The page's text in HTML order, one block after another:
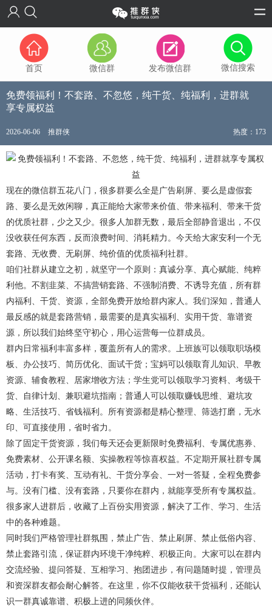
首页 微信群 发布微信群 微信搜索
免费领福利！不套路、不忽悠，纯干货、纯福利，进群就
享专属权益
2026-06-06 推群侠 热度：173
现在的微信群五花八门，很多群要么全是广告刷屏、要么是虚假套
路、要么是无效闲聊，真正能给大家带来价值、带来福利、带来干货
的优质社群，少之又少。很多人加群无数，最后全部静音退出，不仅
没收获任何东西，反而浪费时间、消耗精力。今天给大家安利一个无
套路、无收费、无刷屏、纯价值的优质福利社群。
咱们社群从建立之初，就坚守一个原则：真诚分享、真心赋能、纯粹
利他。不割韭菜、不搞营销套路、不强制消费、不诱导充值，所有群
内福利、干货、资源，全部免费开放给群内家人。我们深知，普通人
最反感的就是套路营销，最需要的是真实福利、实用干货、靠谱资
源，所以我们始终坚守初心，用心运营每一位群成员。
群内日常福利丰富多样，覆盖所有人的需求。上班族可以领取职场模
板、办公技巧、简历优化、面试干货；宝妈可以领取育儿知识、早教
资源、辅食教程、居家增收方法；学生党可以领取学习资料、考级干
货、自律计划、兼职避坑指南；普通人可以领取赚钱思维、避坑攻
略、生活技巧、省钱福利。所有资源都是精心整理、筛选打磨，无水
印、可直接使用，省时省力。
除了固定干货资源，我们每天还会更新限时免费福利、专属优惠券、
免费素材、公开课名额、实操教程等惊喜权益。不定期开展社群专属
活动，打卡有奖、互动有礼、干货分享会、一对一答疑，全程免费参
与。没有门槛、没有套路，只要你在群内，就能享受所有专属权益。
很多家人进群后，收藏了上百份实用资源，解决了工作、学习、生活
中的各种难题。
同时我们严格管理社群氛围，禁止广告、禁止刷屏、禁止低俗内容、
禁止套路引流，保证群内环境干净纯粹、积极正向。大家可以在群内
交流经验、提问答疑、互相学习、抱团进步，有问题随时提，管理员
和资深群友都会耐心解答。在这里，你不仅能收获干货福利，还能认
识一群真诚靠谱、积极上进的同频伙伴。